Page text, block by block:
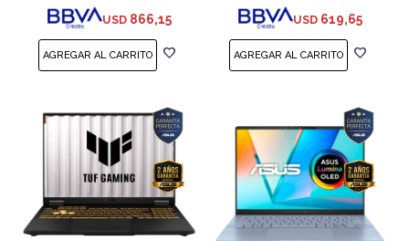
USD 866,15 USD 619,65
COMPARAR